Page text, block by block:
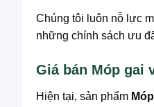
Chúng tôi luôn nỗ lực
những chính sách ưu
Giá bán Móp gai
Hiện tại, sản phẩm